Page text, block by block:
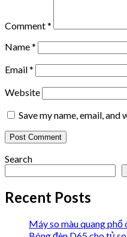
Comment*
Name*
Email*
Website
Save my name, email,
Search
Recent Posts
Máy so màu quang